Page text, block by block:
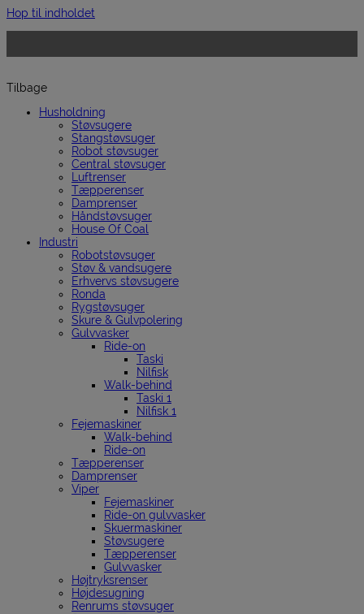
Hop til indholdet
Tilbage
Husholdning
Støvsugere
Stangstøvsuger
Robot støvsuger
Central støvsuger
Luftrenser
Tæpperenser
Damprenser
Håndstøvsuger
House Of Coal
Industri
Robotstøvsuger
Støv & vandsugere
Erhvervs støvsugere
Ronda
Rygstøvsuger
Skure & Gulvpolering
Gulvvasker
Ride-on
Taski
Nilfisk
Walk-behind
Taski 1
Nilfisk 1
Fejemaskiner
Walk-behind
Ride-on
Tæpperenser
Damprenser
Viper
Fejemaskiner
Ride-on gulvvasker
Skuermaskiner
Støvsugere
Tæpperenser
Gulvvasker
Højtryksrenser
Højdesugning
Renrums støvsuger